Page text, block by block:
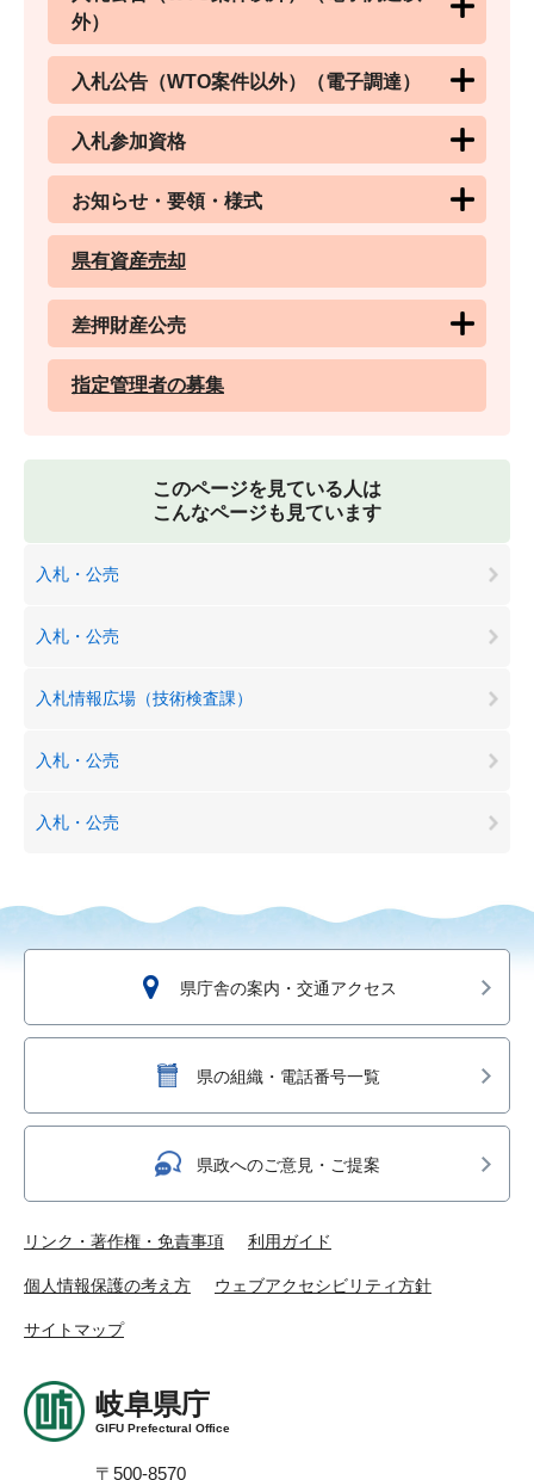
外）
入札公告（WTO案件以外）（電子調達）
入札参加資格
お知らせ・要領・様式
県有資産売却
差押財産公売
指定管理者の募集
このページを見ている人は
こんなページも見ています
入札・公売
入札・公売
入札情報広場（技術検査課）
入札・公売
入札・公売
県庁舎の案内・交通アクセス
県の組織・電話番号一覧
県政へのご意見・ご提案
リンク・著作権・免責事項 利用ガイド
個人情報保護の考え方 ウェブアクセシビリティ方針
サイトマップ
岐阜県庁
GIFU Prefectural Office
〒500-8570